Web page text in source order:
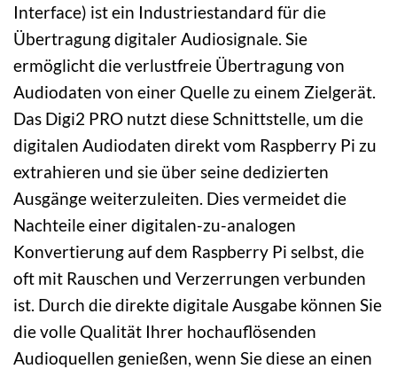
Interface) ist ein Industriestandard für die
Übertragung digitaler Audiosignale. Sie
ermöglicht die verlustfreie Übertragung von
Audiodaten von einer Quelle zu einem Zielgerät.
Das Digi2 PRO nutzt diese Schnittstelle, um die
digitalen Audiodaten direkt vom Raspberry Pi zu
extrahieren und sie über seine dedizierten
Ausgänge weiterzuleiten. Dies vermeidet die
Nachteile einer digitalen-zu-analogen
Konvertierung auf dem Raspberry Pi selbst, die
oft mit Rauschen und Verzerrungen verbunden
ist. Durch die direkte digitale Ausgabe können Sie
die volle Qualität Ihrer hochauflösenden
Audioquellen genießen, wenn Sie diese an einen